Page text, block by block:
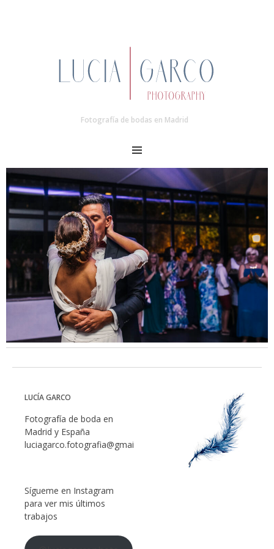
Fotografía de bodas en Madrid
MENU
LUCÍA GARCO
Fotografía de boda en
Madrid y España
luciagarco.fotografia@gmail.com
Sígueme en Instagram
para ver mis últimos
trabajos